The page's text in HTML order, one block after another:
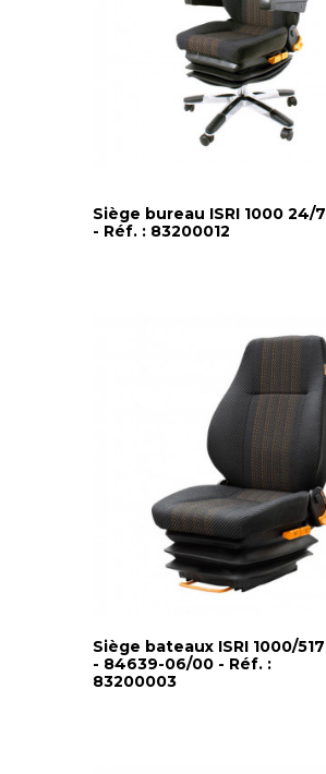
Siège bureau ISRI 1000 24/7
- Réf. : 83200012
Siège bateaux ISRI 1000/517
- 84639-06/00 - Réf. :
83200003